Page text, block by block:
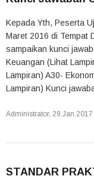
Kepada Yth, Peserta
Maret 2016 di Tempat
sampaikan kunci
Keuangan (Lihat
Lampiran) A30-
Lampiran) Kunci
Administrator, 29.Jan.2017
STANDAR